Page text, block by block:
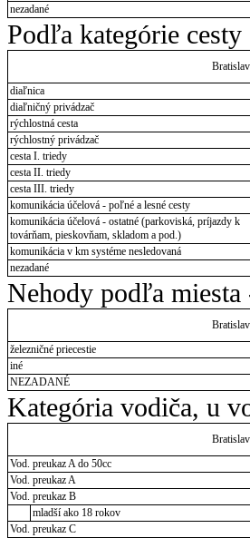
nezadané
Podľa kategórie cesty
diaľnica
diaľničný privádzač
rýchlostná cesta
rýchlostný privádzač
cesta I. triedy
cesta II. triedy
cesta III. triedy
komunikácia účelová - poľné a lesné cesty
komunikácia účelová - ostatné (parkoviská, príjazdy k
továrňam, pieskovňam, skladom a pod.)
komunikácia v km systéme nesledovaná
nezadané
Nehody podľa
železničné priecestie
iné
NEZADANÉ
Kategória vodiča, u
Vod. preukaz A do 50cc
Vod. preukaz A
Vod. preukaz B
mladší ako 18 rokov
Vod. preukaz C